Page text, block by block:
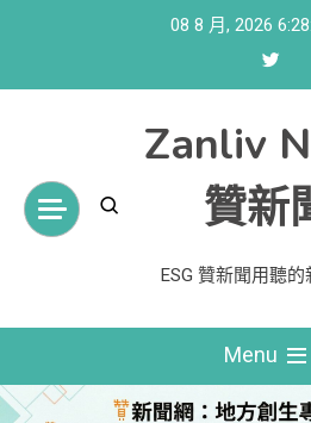
08 8 月, 2026
Zanliv
贊新
ESG 贊新聞用聽
Menu